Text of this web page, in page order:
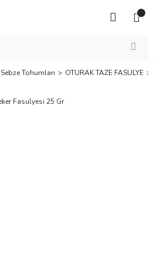
Sebze Tohumları OTURAK TAZE FASULYE